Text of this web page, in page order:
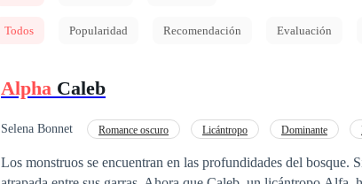
Todos Popularidad Recomendación Evaluación
Alpha Caleb
Selena Bonnet Romance oscuro Licántropo Dominante
Los monstruos se encuentran en las profundidades del bosque.